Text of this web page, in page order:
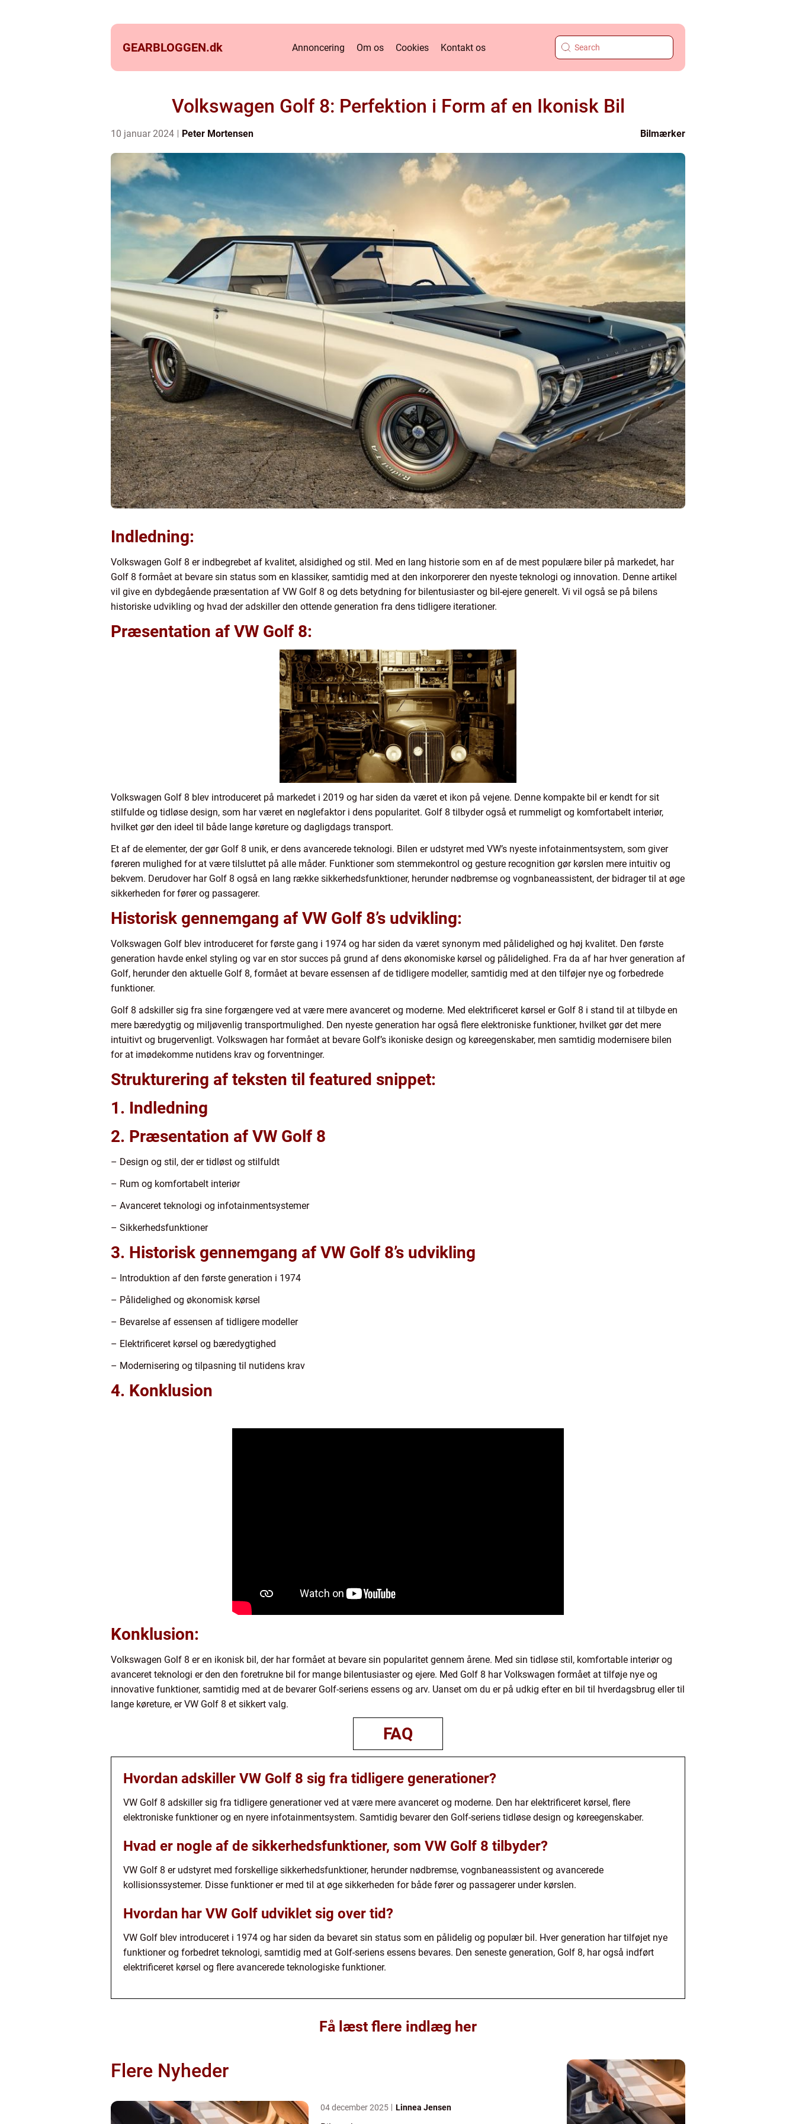
GEARBLOGGEN.dk Annoncering Om os Cookies Kontakt os
Volkswagen Golf 8: Perfektion i Form af en Ikonisk Bil
10 januar 2024 Peter Mortensen Bilmærker
Indledning:
Volkswagen Golf 8 er indbegrebet af kvalitet, alsidighed og stil. Med en lang historie som en af de mest populære biler på markedet, har
Golf 8 formået at bevare sin status som en klassiker, samtidig med at den inkorporerer den nyeste teknologi og innovation. Denne artikel
vil give en dybdegående præsentation af VW Golf 8 og dets betydning for bilentusiaster og bil-ejere generelt. Vi vil også se på bilens
historiske udvikling og hvad der adskiller den ottende generation fra dens tidligere iterationer.
Præsentation af VW Golf 8:
Volkswagen Golf 8 blev introduceret på markedet i 2019 og har siden da været et ikon på vejene. Denne kompakte bil er kendt for sit
stilfulde og tidløse design, som har været en nøglefaktor i dens popularitet. Golf 8 tilbyder også et rummeligt og komfortabelt interiør,
hvilket gør den ideel til både lange køreture og dagligdags transport.
Et af de elementer, der gør Golf 8 unik, er dens avancerede teknologi. Bilen er udstyret med VW’s nyeste infotainmentsystem, som giver
føreren mulighed for at være tilsluttet på alle måder. Funktioner som stemmekontrol og gesture recognition gør kørslen mere intuitiv og
bekvem. Derudover har Golf 8 også en lang række sikkerhedsfunktioner, herunder nødbremse og vognbaneassistent, der bidrager til at øge
sikkerheden for fører og passagerer.
Historisk gennemgang af VW Golf 8’s udvikling:
Volkswagen Golf blev introduceret for første gang i 1974 og har siden da været synonym med pålidelighed og høj kvalitet. Den første
generation havde enkel styling og var en stor succes på grund af dens økonomiske kørsel og pålidelighed. Fra da af har hver generation af
Golf, herunder den aktuelle Golf 8, formået at bevare essensen af de tidligere modeller, samtidig med at den tilføjer nye og forbedrede
funktioner.
Golf 8 adskiller sig fra sine forgængere ved at være mere avanceret og moderne. Med elektrificeret kørsel er Golf 8 i stand til at tilbyde en
mere bæredygtig og miljøvenlig transportmulighed. Den nyeste generation har også flere elektroniske funktioner, hvilket gør det mere
intuitivt og brugervenligt. Volkswagen har formået at bevare Golf’s ikoniske design og køreegenskaber, men samtidig modernisere bilen
for at imødekomme nutidens krav og forventninger.
Strukturering af teksten til featured snippet:
1. Indledning
2. Præsentation af VW Golf 8
– Design og stil, der er tidløst og stilfuldt
– Rum og komfortabelt interiør
– Avanceret teknologi og infotainmentsystemer
– Sikkerhedsfunktioner
3. Historisk gennemgang af VW Golf 8’s udvikling
– Introduktion af den første generation i 1974
– Pålidelighed og økonomisk kørsel
– Bevarelse af essensen af tidligere modeller
– Elektrificeret kørsel og bæredygtighed
– Modernisering og tilpasning til nutidens krav
4. Konklusion
Konklusion:
Volkswagen Golf 8 er en ikonisk bil, der har formået at bevare sin popularitet gennem årene. Med sin tidløse stil, komfortable interiør og
avanceret teknologi er den den foretrukne bil for mange bilentusiaster og ejere. Med Golf 8 har Volkswagen formået at tilføje nye og
innovative funktioner, samtidig med at de bevarer Golf-seriens essens og arv. Uanset om du er på udkig efter en bil til hverdagsbrug eller til
lange køreture, er VW Golf 8 et sikkert valg.
FAQ
Hvordan adskiller VW Golf 8 sig fra tidligere generationer?
VW Golf 8 adskiller sig fra tidligere generationer ved at være mere avanceret og moderne. Den har elektrificeret kørsel, flere
elektroniske funktioner og en nyere infotainmentsystem. Samtidig bevarer den Golf-seriens tidløse design og køreegenskaber.
Hvad er nogle af de sikkerhedsfunktioner, som VW Golf 8 tilbyder?
VW Golf 8 er udstyret med forskellige sikkerhedsfunktioner, herunder nødbremse, vognbaneassistent og avancerede
kollisionssystemer. Disse funktioner er med til at øge sikkerheden for både fører og passagerer under kørslen.
Hvordan har VW Golf udviklet sig over tid?
VW Golf blev introduceret i 1974 og har siden da bevaret sin status som en pålidelig og populær bil. Hver generation har tilføjet nye
funktioner og forbedret teknologi, samtidig med at Golf-seriens essens bevares. Den seneste generation, Golf 8, har også indført
elektrificeret kørsel og flere avancerede teknologiske funktioner.
Få læst flere indlæg her
Flere Nyheder
04 december 2025 Linnea Jensen